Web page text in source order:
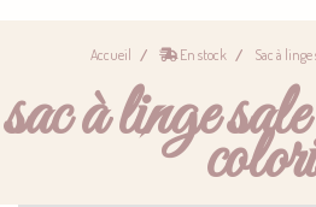
Accueil En stock Sac à
sac à linge